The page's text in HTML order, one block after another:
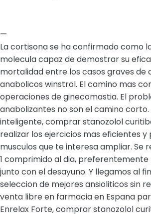
—
La cortisona se ha confirmado como
molecula capaz de demostrar su
mortalidad entre los casos graves de
anabolicos winstrol. El camino mas
operaciones de ginecomastia. El
anabolizantes no son el camino
inteligente, comprar stanozolol
realizar los ejercicios mas eficientes
musculos que te interesa ampliar. Se
1 comprimido al dia,
junto con el desayuno. Y llegamos al
seleccion de mejores ansioliticos sin
venta libre en farmacia en Espana
Enrelax Forte, comprar stanozolol